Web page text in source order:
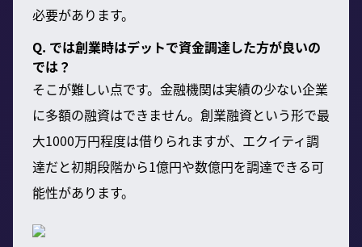
必要があります。
Q. では創業時はデットで資金調達した方が良いの
では？
そこが難しい点です。金融機関は実績の少ない企業
に多額の融資はできません。創業融資という形で最
大1000万円程度は借りられますが、エクイティ調
達だと初期段階から1億円や数億円を調達できる可
能性があります。